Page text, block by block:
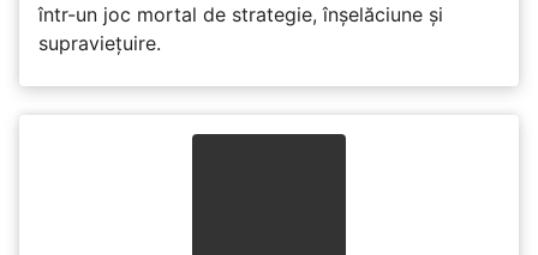
într-un joc mortal de strategie, înșelăciune și
supraviețuire.